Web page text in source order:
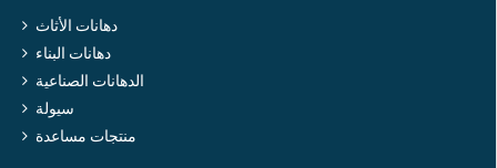
دهانات الأثاث
دهانات البناء
الدهانات الصناعية
سيولة
منتجات مساعدة